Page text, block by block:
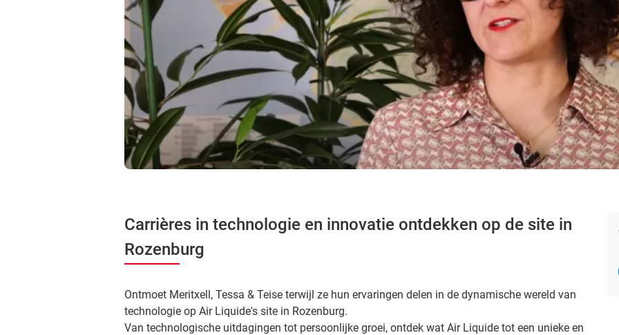
Carrières in technologie en innovatie ontdekken op de site in
Rozenburg
Ontmoet Meritxell, Tessa & Teise terwijl ze hun ervaringen delen in de dynamische wereld van
technologie op Air Liquide's site in Rozenburg.
Van technologische uitdagingen tot persoonlijke groei, ontdek wat Air Liquide tot een unieke en